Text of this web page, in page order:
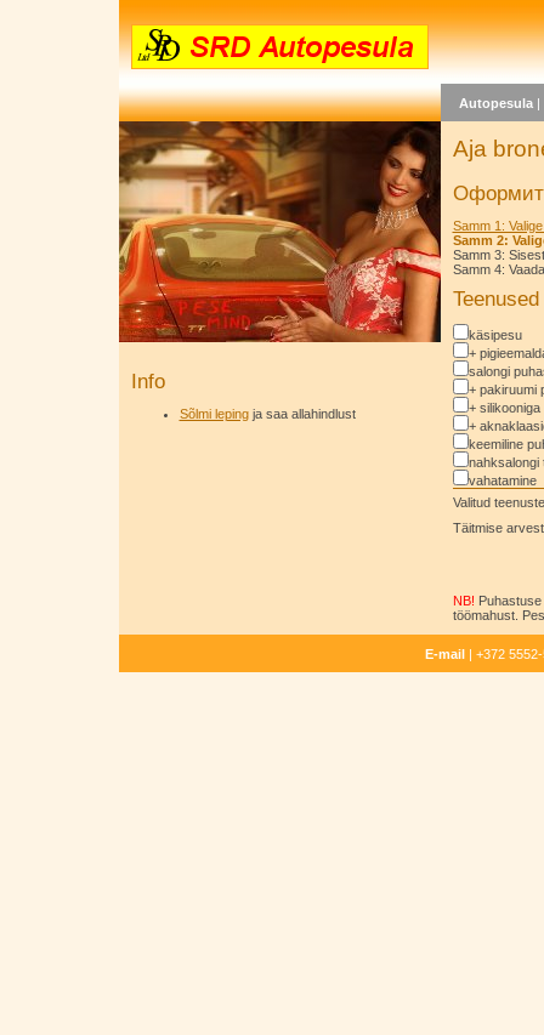
Autopesula
Info
Sõlmi lepingja saa allahindlust
Aja
Samm 1:
Samm 2:
Samm 3:
Samm 4:
Teenused
käsipesu
+
salongi
+ pakiruumi
+ silikooniga
+
keemiline
nahksalongi
vahatamine
Valitud
Täitmise
NB!
töömahust.
E-mail| +372